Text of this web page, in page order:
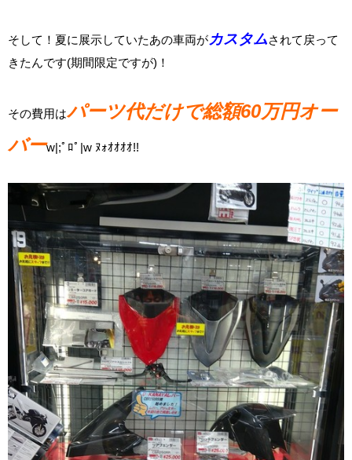
そして！夏に展示していたあの車両が カスタムされて戻って
きたんです(期間限定ですが)！
その費用はパーツ代だけで総額60万円オー
バーw|;ﾟﾛﾟ|w ﾇｫｵｵｵｵ!!